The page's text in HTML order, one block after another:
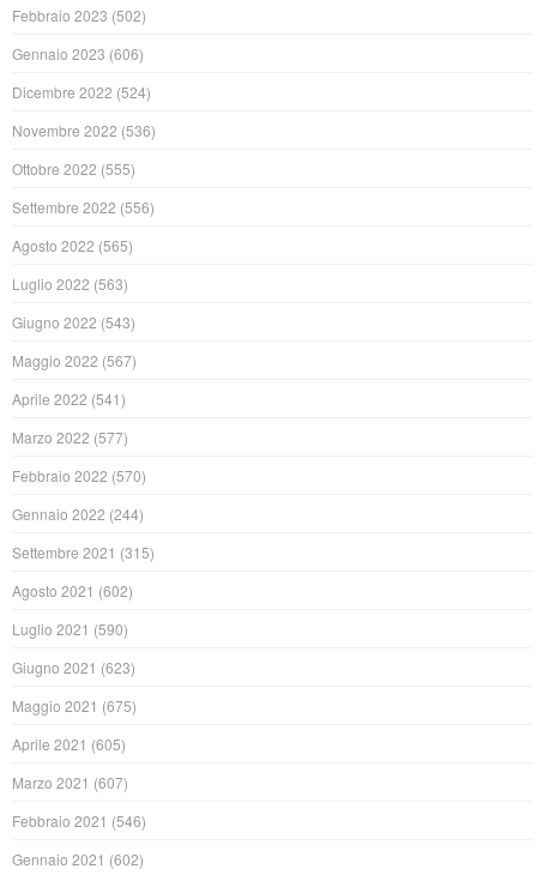
Febbraio 2023 (502)
Gennaio 2023 (606)
Dicembre 2022 (524)
Novembre 2022 (536)
Ottobre 2022 (555)
Settembre 2022 (556)
Agosto 2022 (565)
Luglio 2022 (563)
Giugno 2022 (543)
Maggio 2022 (567)
Aprile 2022 (541)
Marzo 2022 (577)
Febbraio 2022 (570)
Gennaio 2022 (244)
Settembre 2021 (315)
Agosto 2021 (602)
Luglio 2021 (590)
Giugno 2021 (623)
Maggio 2021 (675)
Aprile 2021 (605)
Marzo 2021 (607)
Febbraio 2021 (546)
Gennaio 2021 (602)